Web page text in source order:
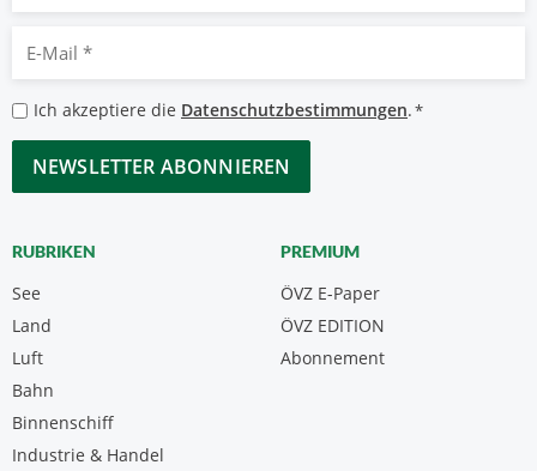
Mail
*
Datenschutzbestimmungen
*
Ich akzeptiere die Datenschutzbestimmungen.*
CAPTCHA
RUBRIKEN
See
Land
Luft
Bahn
Binnenschiff
Industrie & Handel
PREMIUM
ÖVZ E-Paper
Abonnement
ÖVZ EDITION